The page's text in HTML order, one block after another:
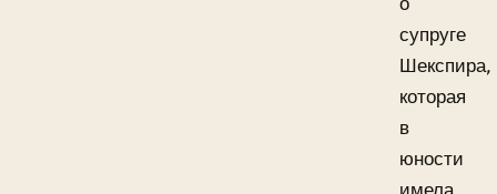
супруге
Шекспира,
которая
в
юности
имела